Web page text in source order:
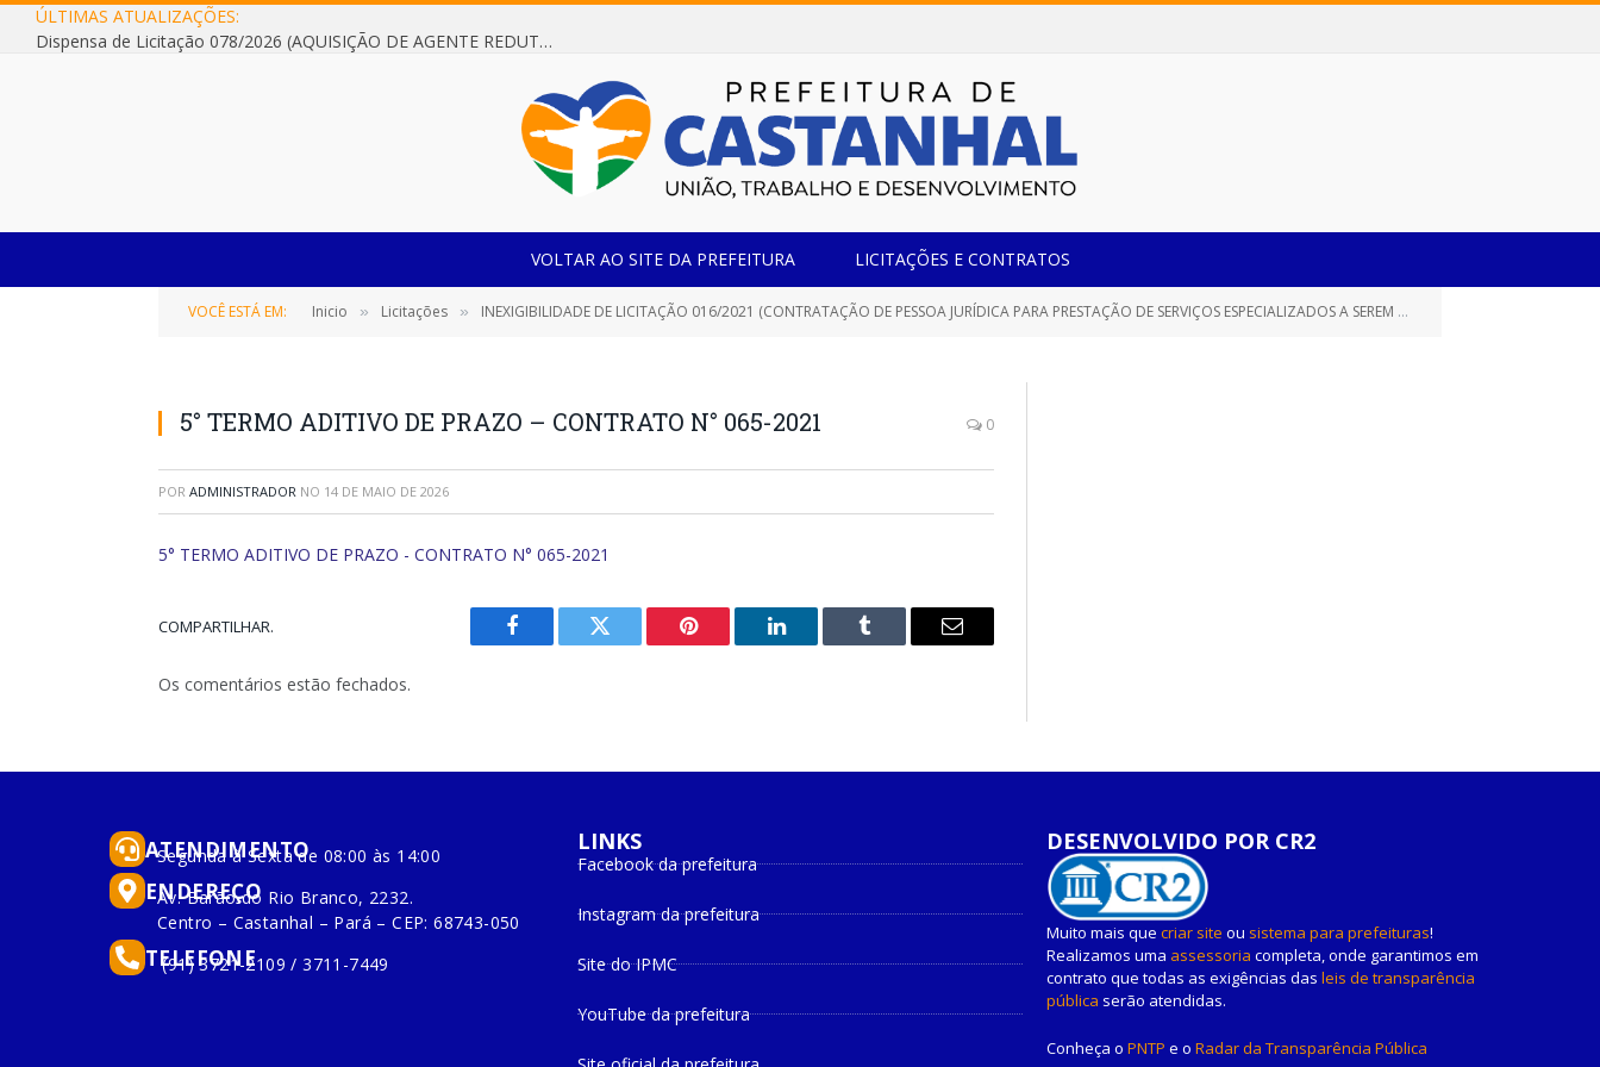
ÚLTIMAS ATUALIZAÇÕES:
Dispensa de Licitação 078/2026 (AQUISIÇÃO DE AGENTE REDUTOR LÍQUIDO AUTOMOTIVO – ARLA 32, PARA ATENDER A FROTA OFICIAL DE VEÍCULOS DA SECRETARIA MUNICIPAL DE EDUCAÇÃO DO MUNICÍPIO DE CASTANHAL/PA)
VOLTAR AO SITE DA PREFEITURA LICITAÇÕES E CONTRATOS
VOCÊ ESTÁ EM: Inicio » Licitações » INEXIGIBILIDADE DE LICITAÇÃO 016/2021 (CONTRATAÇÃO DE PESSOA JURÍDICA PARA PRESTAÇÃO DE SERVIÇOS ESPECIALIZADOS A SEREM PRESTADOS NA LOCAÇÃO DE SISTEMAS INFORMATIZADOS (SOFTWARE))
5° TERMO ADITIVO DE PRAZO – CONTRATO N° 065-2021 0
POR ADMINISTRADOR NO 14 DE MAIO DE 2026
5° TERMO ADITIVO DE PRAZO - CONTRATO N° 065-2021
COMPARTILHAR.
Facebook Twitter Pinterest
O
Tumblr
E-
Os comentários estão fechados.
ATENDIMENTO
Segunda à Sexta de 08:00 às 14:00
ENDEREÇO
Av. Barão do Rio Branco, 2232.
Centro – Castanhal – Pará – CEP: 68743-050
TELEFONE
(91) 3721-2109 / 3711-7449
LINKS
Facebook da prefeitura
Instagram da prefeitura
Site do IPMC
YouTube da prefeitura
DESENVOLVIDO POR CR2
Muito mais que criar site ou sistema para prefeituras!
Realizamos uma assessoria completa, onde garantimos em
contrato que todas as exigências das leis de transparência
pública serão atendidas.
Conheça o PNTP e o Radar da Transparência Pública